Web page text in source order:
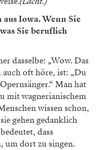
Iowa. Wenn Sie
Sie beruflich
dasselbe: „Wow. Das
auch oft höre, ist: „Du
Man hat
mit wagnerianischem
wissen schon,
gehen gedanklich
dass
um dort zu singen.